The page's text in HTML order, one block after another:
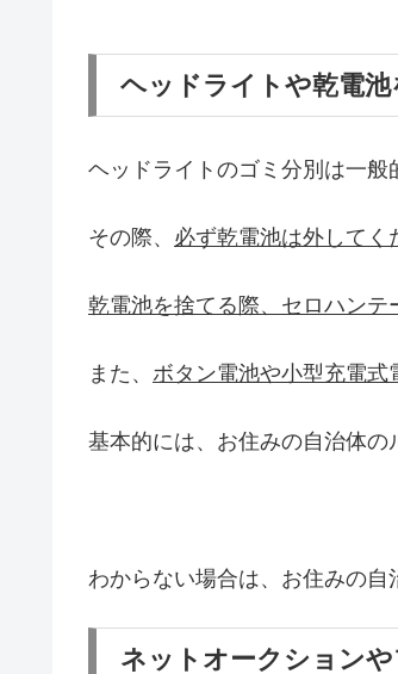
ヘッドライトや乾電
ヘッドライトのゴミ分別は一般
その際、 必ず乾電池は外してく
乾電池を捨てる際、セロハンテ
また、 ボタン電池や小型充電式
基本的には、お住みの自治体の
わからない場合は、お住みの自
ネットオークション